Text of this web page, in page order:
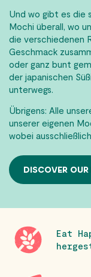
Und wo gibt es die
Mochi überall, wo
die verschiedenen
Geschmack
oder ganz bunt
der japanischen
unterwegs.
Übrigens: Alle
unserer eigenen
wobei
DISCOVER
Eat